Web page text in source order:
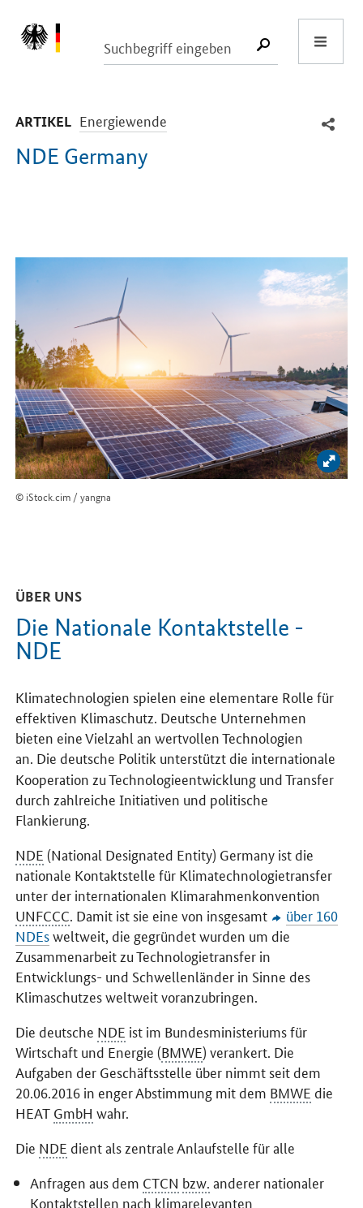
SUCHE
ARTIKEL -
Energiewende
NDE Germany
Bild
© iStock.cim / yangna
ÜBER UNS
Die Nationale Kontaktstelle -
NDE
Klimatechnologien spielen eine elementare Rolle für
effektiven Klimaschutz. Deutsche Unternehmen
bieten eine Vielzahl an wertvollen Technologien
an. Die deutsche Politik unterstützt die internationale
Kooperation zu Technologieentwicklung und Transfer
durch zahlreiche Initiativen und politische
Flankierung.
NDE (National Designated Entity) Germany ist die
nationale Kontaktstelle für Klimatechnologietransfer
unter der internationalen Klimarahmenkonvention
UNFCCC. Damit ist sie eine von insgesamt
über 160
NDEsweltweit, die gegründet wurden um die
Zusammenarbeit zu Technologietransfer in
Entwicklungs- und Schwellenländer in Sinne des
Klimaschutzes weltweit voranzubringen.
Die deutsche NDE ist im Bundesministeriums für
Wirtschaft und Energie (BMWE) verankert. Die
Aufgaben der Geschäftsstelle über nimmt seit dem
20.06.2016 in enger Abstimmung mit dem BMWE die
HEAT GmbH wahr.
Die NDE dient als zentrale Anlaufstelle für alle
Anfragen aus dem CTCN bzw. anderer nationaler
Kontaktstellen nach klimarelevanten